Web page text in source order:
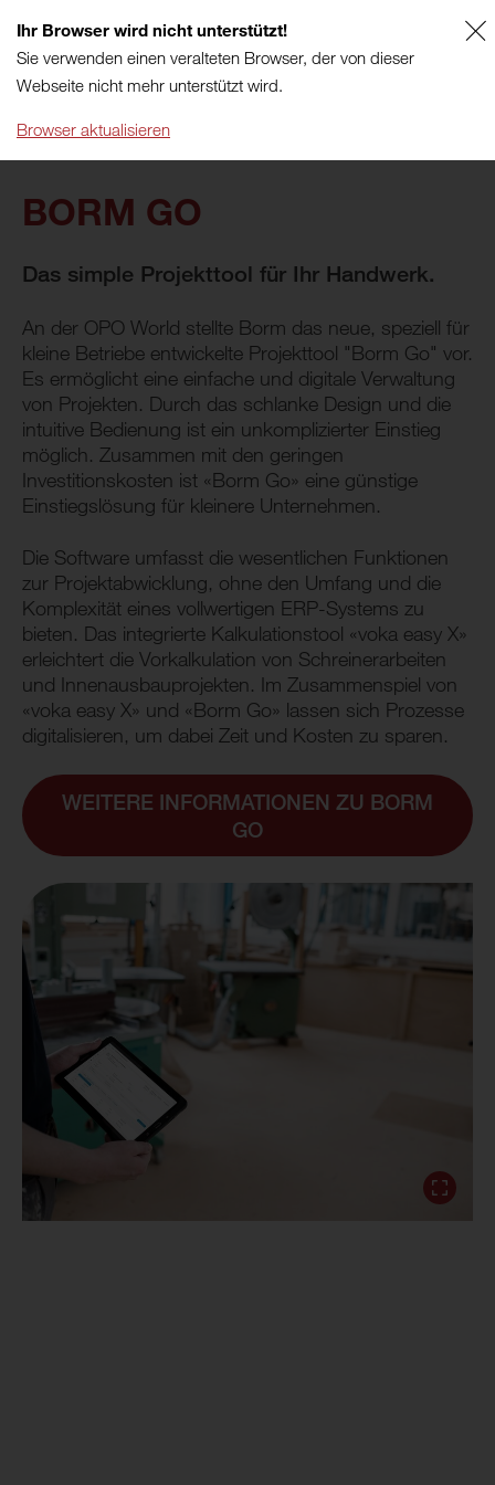
BORM GO
Das simple Projekttool für Ihr Handwerk.
An der OPO World stellte Borm das neue, speziell für
kleine Betriebe entwickelte Projekttool "Borm Go" vor.
Es ermöglicht eine einfache und digitale Verwaltung
von Projekten. Durch das schlanke Design und die
intuitive Bedienung ist ein unkomplizierter Einstieg
möglich. Zusammen mit den geringen
Investitionskosten ist «Borm Go» eine günstige
Einstiegslösung für kleinere Unternehmen.
Die Software umfasst die wesentlichen Funktionen
zur Projektabwicklung, ohne den Umfang und die
Komplexität eines vollwertigen ERP-Systems zu
bieten. Das integrierte Kalkulationstool «voka easy X»
erleichtert die Vorkalkulation von Schreinerarbeiten
und Innenausbauprojekten. Im Zusammenspiel von
«voka easy X» und «Borm Go» lassen sich Prozesse
digitalisieren, um dabei Zeit und Kosten zu sparen.
WEITERE INFORMATIONEN ZU BORM
GO
Ihr Browser wird nicht unterstützt!
Sie verwenden einen veralteten Browser, der von dieser
Webseite nicht mehr unterstützt wird.
Browser aktualisieren